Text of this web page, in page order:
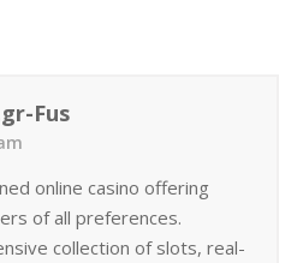
Fus
online casino offering
of all preferences.
collection of slots, real-